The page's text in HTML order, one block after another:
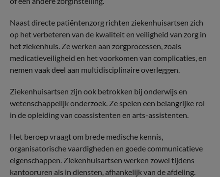
Naast directe patiëntenzorg richten ziekenhuisartsen zich
op het verbeteren van de kwaliteit en veiligheid van zorg in
het ziekenhuis. Ze werken aan zorgprocessen, zoals
medicatieveiligheid en het voorkomen van complicaties, en
nemen vaak deel aan multidisciplinaire overleggen.
Ziekenhuisartsen zijn ook betrokken bij onderwijs en
wetenschappelijk onderzoek. Ze spelen een belangrijke rol
in de opleiding van coassistenten en arts-assistenten.
Het beroep vraagt om brede medische kennis,
organisatorische vaardigheden en goede communicatieve
eigenschappen. Ziekenhuisartsen werken zowel tijdens
kantooruren als in diensten, afhankelijk van de afdeling.